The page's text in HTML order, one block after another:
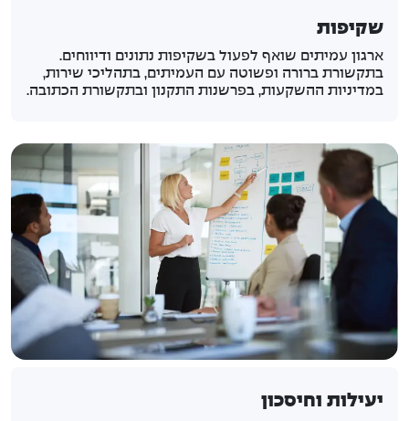
שקיפות
ארגון עמיתים שואף לפעול בשקיפות נתונים ודיווחים.
בתקשורת ברורה ופשוטה עם העמיתים, בתהליכי שירות,
במדיניות ההשקעות, בפרשנות התקנון ובתקשורת הכתובה.
יעילות וחיסכון